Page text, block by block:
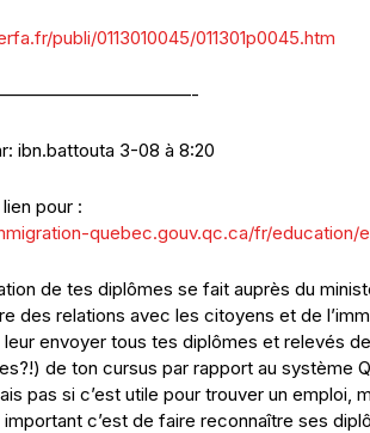
publi/0113010045/011301p0045.htm
ibn.battouta 3-08 à 8:20
pour :
quebec.gouv.qc.ca/fr/education/
de tes diplômes se fait auprès du
des relations avec les citoyens et de
leur envoyer tous tes diplômes et relevés
de ton cursus par rapport au système
pas si c’est utile pour trouver un emploi,
important c’est de faire reconnaître ses